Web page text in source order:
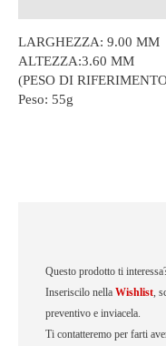
Questo prodotto ti
Inseriscilo nella Wishlist,
preventivo e inviacela.
Ti contatteremo per farti
LARGHEZZA: 9.00 MM
ALTEZZA:3.60 MM
(PESO DI
Peso: 55g